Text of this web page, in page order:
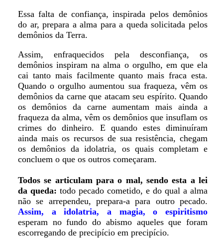
Essa falta de confiança, inspirada pelos demônios
do ar, prepara a alma para a queda solicitada pelos
demônios da Terra.
Assim, enfraquecidos pela desconfiança, os
demônios inspiram na alma o orgulho, em que ela
cai tanto mais facilmente quanto mais fraca esta.
Quando o orgulho aumentou sua fraqueza, vêm os
demônios da carne que atacam seu espírito. Quando
os demônios da carne aumentam mais ainda a
fraqueza da alma, vêm os demônios que insuflam os
crimes do dinheiro. E quando estes diminuíram
ainda mais os recursos de sua resistência, chegam
os demônios da idolatria, os quais completam e
concluem o que os outros começaram.
Todos se articulam para o mal, sendo esta a lei
da queda: todo pecado cometido, e do qual a alma
não se arrependeu, prepara-a para outro pecado.
Assim, a idolatria, a magia, o espiritismo
esperam no fundo do abismo aqueles que foram
escorregando de precipício em precipício.